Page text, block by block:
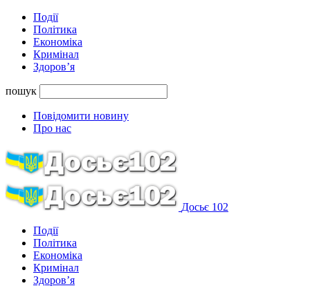
Події
Політика
Економіка
Кримінал
Здоров’я
пошук
Повідомити новину
Про нас
Досьє 102
Події
Політика
Економіка
Кримінал
Здоров’я